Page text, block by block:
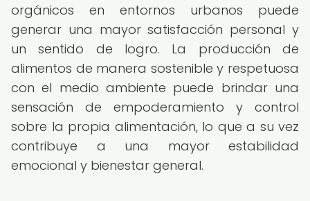
orgánicos en entornos urbanos puede
generar una mayor satisfacción personal y
un sentido de logro. La producción de
alimentos de manera sostenible y respetuosa
con el medio ambiente puede brindar una
sensación de empoderamiento y control
sobre la propia alimentación, lo que a su vez
contribuye a una mayor estabilidad
emocional y bienestar general.